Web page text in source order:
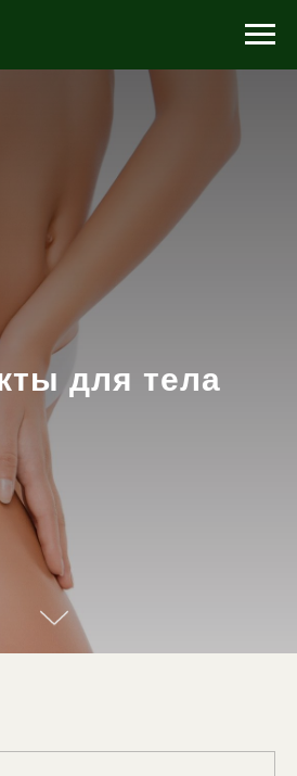
для тела